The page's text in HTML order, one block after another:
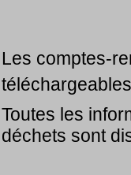
Les comptes-
Toutes les
déchets sont